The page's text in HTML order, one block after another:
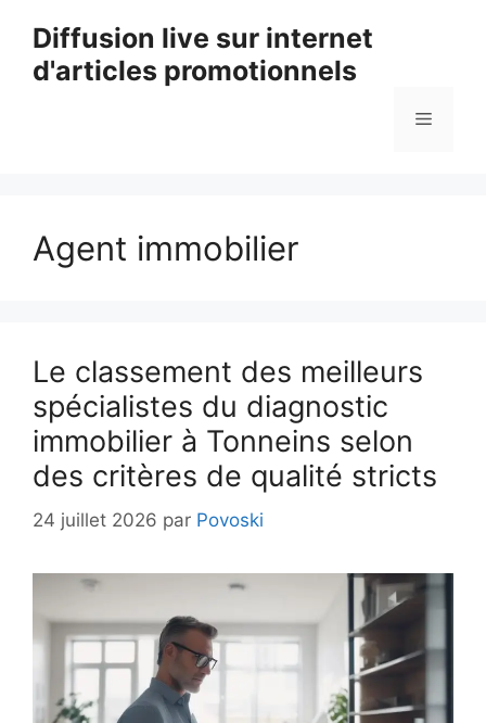
contenu
Diffusion live sur internet
d'articles promotionnels
Menu
Agent immobilier
Le classement des meilleurs
spécialistes du diagnostic
immobilier à Tonneins selon
des critères de qualité stricts
24 juillet 2026 par Povoski